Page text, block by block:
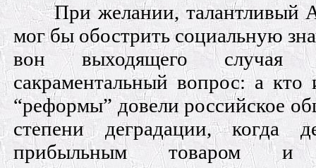
При желании, талантливый
мог бы обострить социальную
вон выходящего случая
сакраментальный вопрос: а
“реформы” довели российское
степени деградации, когда
прибыльным товаром и